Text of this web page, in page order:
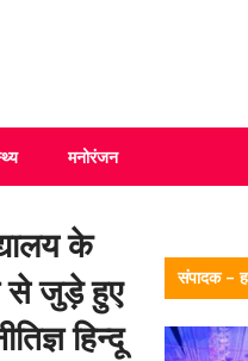
मनोरंजन
के
से जुड़े हुए
हिन्दू
संपादक –